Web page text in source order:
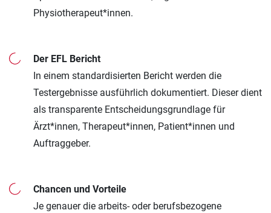
Physiotherapeut*innen.
Der EFL Bericht
In einem standardisierten Bericht werden die
Testergebnisse ausführlich dokumentiert. Dieser dient
als transparente Entscheidungsgrundlage für
Ärzt*innen, Therapeut*innen, Patient*innen und
Auftraggeber.
Chancen und Vorteile
Je genauer die arbeits- oder berufsbezogene